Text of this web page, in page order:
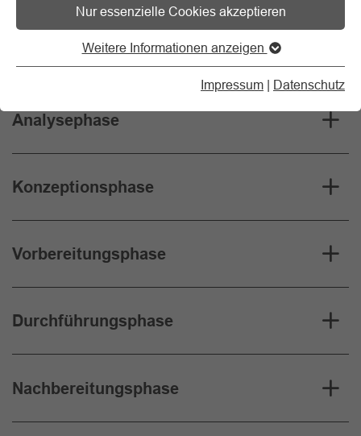
Nur essenzielle Cookies akzeptieren
Weitere Informationen anzeigen
Impressum | Datenschutz
Grundlagen
Analysephase
Konzeptionsphase
Vorbereitungsphase
Durchführungsphase
Nachbereitungsphase